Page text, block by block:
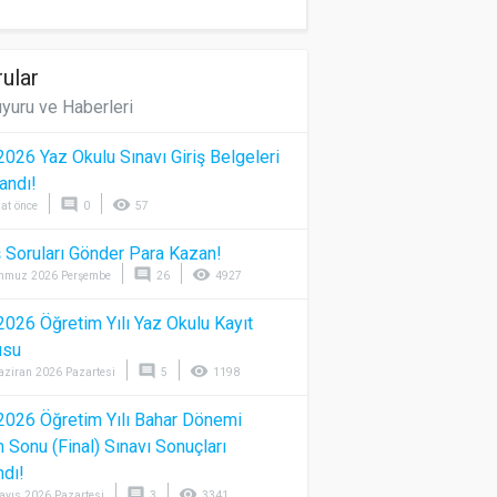
ve Haberleri
Yaz Okulu Sınavı Giriş Belgeleri
önce comment 0 visibility 57
Soruları Gönder Para Kazan!
2026 Perşembe comment 26 visibility 4927
Öğretim Yılı Yaz Okulu Kayıt
2026 Pazartesi comment 5 visibility 1198
Öğretim Yılı Bahar Dönemi
Sonu (Final) Sınavı Sonuçları